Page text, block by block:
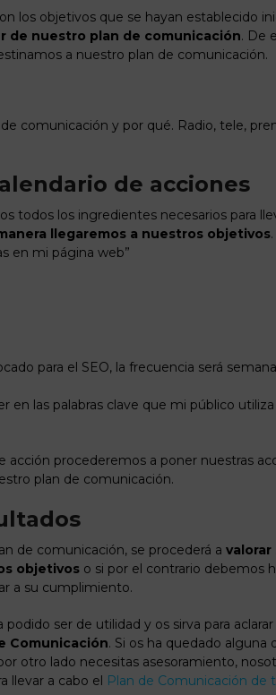
los objetivos que se hayan establecido
de nuestro plan de comunicación. De
a nuestro plan de comunicación.
comunicación y por qué. Radio, tele,
de acciones
todos los ingredientes necesarios para
llegaremos a nuestros objetivos.
en mi página web”
para el SEO, la frecuencia será
en las palabras clave que mi público
acción procederemos a poner nuestras
plan de comunicación.
de comunicación, se procederá a
objetivos o si por el contrario debemos
a su cumplimiento.
ser de utilidad y os sirva para aclarar
Comunicación. Si os ha quedado alguna
otro lado necesitas asesoramiento,
llevar a cabo el Plan de Comunicación de